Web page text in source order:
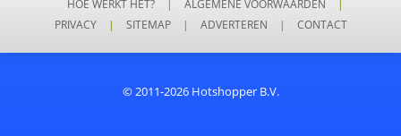
HOE WERKT HET? | ALGEMENE VOORWAARDEN
|
PRIVACY
| SITEMAP | ADVERTEREN | CONTACT
© 2011-2026 Hotshopper B.V.